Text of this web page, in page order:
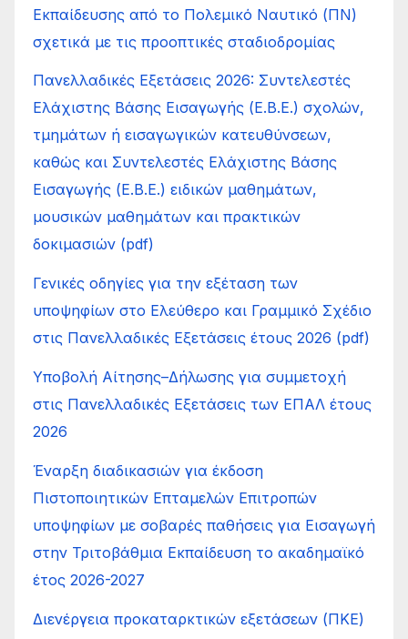
Εκπαίδευσης από το Πολεμικό Ναυτικό (ΠΝ)
σχετικά με τις προοπτικές σταδιοδρομίας
Πανελλαδικές Εξετάσεις 2026: Συντελεστές
Ελάχιστης Βάσης Εισαγωγής (Ε.Β.Ε.) σχολών,
τμημάτων ή εισαγωγικών κατευθύνσεων,
καθώς και Συντελεστές Ελάχιστης Βάσης
Εισαγωγής (Ε.Β.Ε.) ειδικών μαθημάτων,
μουσικών μαθημάτων και πρακτικών
δοκιμασιών (pdf)
Γενικές οδηγίες για την εξέταση των
υποψηφίων στο Ελεύθερο και Γραμμικό Σχέδιο
στις Πανελλαδικές Εξετάσεις έτους 2026 (pdf)
Υποβολή Αίτησης–Δήλωσης για συμμετοχή
στις Πανελλαδικές Εξετάσεις των ΕΠΑΛ έτους
2026
Έναρξη διαδικασιών για έκδοση
Πιστοποιητικών Επταμελών Επιτροπών
υποψηφίων με σοβαρές παθήσεις για Εισαγωγή
στην Τριτοβάθμια Εκπαίδευση το ακαδημαϊκό
έτος 2026-2027
Διενέργεια προκαταρκτικών εξετάσεων (ΠΚΕ)